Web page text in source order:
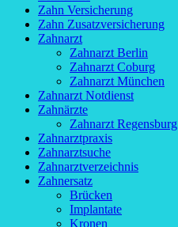
Zahn Versicherung
Zahn Zusatzversicherung
Zahnarzt
Zahnarzt Berlin
Zahnarzt Coburg
Zahnarzt München
Zahnarzt Notdienst
Zahnärzte
Zahnarzt Regensburg
Zahnarztpraxis
Zahnarztsuche
Zahnarztverzeichnis
Zahnersatz
Brücken
Implantate
Kronen